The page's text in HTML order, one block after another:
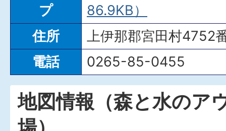
プ
86.9KB）
住所
上伊那郡宮田村4752
電話
0265-85-0455
地図情報（森と水のア